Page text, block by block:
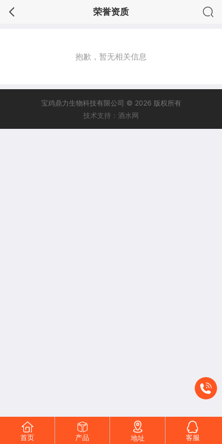
荣誉资质
抱歉，暂无相关信息
宝鸡鼎力生物科技有限公司 © 2026 版权所有
技术支持：酒水网
首页 产品 地址 客服